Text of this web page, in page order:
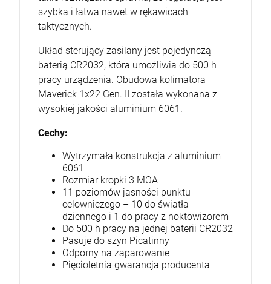
szybka i łatwa nawet w rękawicach
taktycznych.
Układ sterujący zasilany jest pojedynczą
baterią CR2032, która umożliwia do 500 h
pracy urządzenia. Obudowa kolimatora
Maverick 1x22 Gen. II została wykonana z
wysokiej jakości aluminium 6061.
Cechy:
Wytrzymała konstrukcja z aluminium
6061
Rozmiar kropki 3 MOA
11 poziomów jasności punktu
celowniczego – 10 do światła
dziennego i 1 do pracy z noktowizorem
Do 500 h pracy na jednej baterii CR2032
Pasuje do szyn Picatinny
Odporny na zaparowanie
Pięcioletnia gwarancja producenta